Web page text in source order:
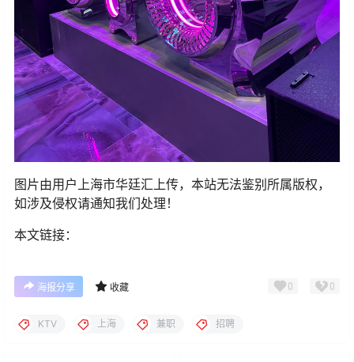
图片由用户上海市华廷汇上传，本站无法鉴别所属版权，
如涉及侵权请通知我们处理！
本文链接：
海报分享 收藏 0 0
KTV 上海 兼职 招聘